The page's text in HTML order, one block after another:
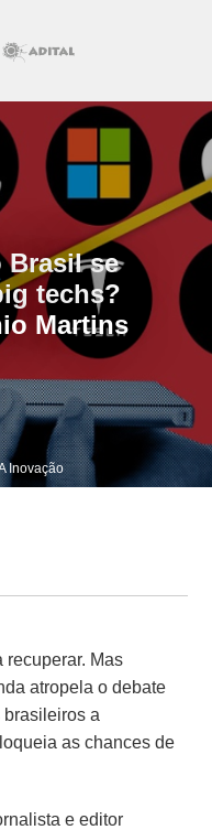
Brasil se
techs?
Martins
Inovação
recuperar. Mas
atropela o debate
brasileiros a
as chances de
e editor